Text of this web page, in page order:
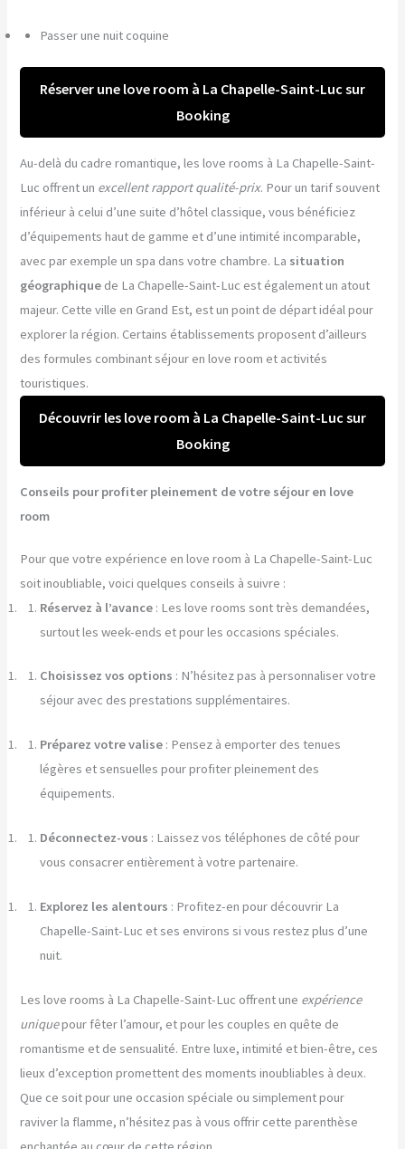
Passer une nuit coquine
Réserver une love room à La Chapelle-Saint-Luc sur
Booking
Au-delà du cadre romantique, les love rooms à La Chapelle-Saint-
Luc offrent un excellent rapport qualité-prix. Pour un tarif souvent
inférieur à celui d’une suite d’hôtel classique, vous bénéficiez
d’équipements haut de gamme et d’une intimité incomparable,
avec par exemple un spa dans votre chambre. La situation
géographique de La Chapelle-Saint-Luc est également un atout
majeur. Cette ville en Grand Est, est un point de départ idéal pour
explorer la région. Certains établissements proposent d’ailleurs
des formules combinant séjour en love room et activités
touristiques.
Découvrir les love room à La Chapelle-Saint-Luc sur
Booking
Conseils pour profiter pleinement de votre séjour en love
room
Pour que votre expérience en love room à La Chapelle-Saint-Luc
soit inoubliable, voici quelques conseils à suivre :
Réservez à l’avance : Les love rooms sont très demandées,
surtout les week-ends et pour les occasions spéciales.
Choisissez vos options : N’hésitez pas à personnaliser votre
séjour avec des prestations supplémentaires.
Préparez votre valise : Pensez à emporter des tenues
légères et sensuelles pour profiter pleinement des
équipements.
Déconnectez-vous : Laissez vos téléphones de côté pour
vous consacrer entièrement à votre partenaire.
Explorez les alentours : Profitez-en pour découvrir La
Chapelle-Saint-Luc et ses environs si vous restez plus d’une
nuit.
Les love rooms à La Chapelle-Saint-Luc offrent une expérience
uniquepour fêter l’amour, et pour les couples en quête de
romantisme et de sensualité. Entre luxe, intimité et bien-être, ces
lieux d’exception promettent des moments inoubliables à deux.
Que ce soit pour une occasion spéciale ou simplement pour
raviver la flamme, n’hésitez pas à vous offrir cette parenthèse